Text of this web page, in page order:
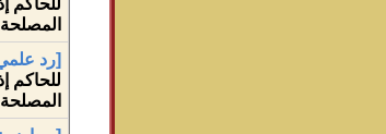
للحاكم
المصلحة
[رد
للحاكم
المصلحة